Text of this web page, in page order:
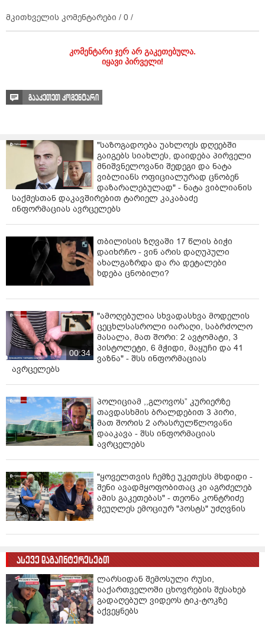
მკითხველის კომენტარები / 0 /
კომენტარი ჯერ არ გაკეთებულა.
იყავი პირველი!
გააკეთეთ კომენტარი
"საზოგადოება უახლოეს დღეებში
გაიგებს სიახლეს, დაიდება პირველი
მნიშვნელოვანი შედეგი და ნატა
ვიბლიანს ოფიციალურად ცნობენ
დაზარალებულად" - ნატა ვიბლიანის
საქმესთან დაკავშირებით ტარიელ კაკაბაძე
ინფორმაციას ავრცელებს
თბილისის ზღვაში 17 წლის ბიჭი
დაიხრჩო - ვინ არის დაღუპული
ახალგაზრდა და რა დეტალები
ხდება ცნობილი?
00:34
"ამოღებულია სხვადასხვა მოდელის
ცეცხლსასროლი იარაღი, საბრძოლო
მასალა, მათ შორი: 2 ავტომატი, 3
პისტოლეტი, 6 მჭიდი, მაყუჩი და 41
ვაზნა" - შსს ინფორმაციას
ავრცელებს
პოლიციამ ,,გლოვოს” კურიერზე
თავდასხმის ბრალდებით 3 პირი,
მათ შორის 2 არასრულწლოვანი
დააკავა - შსს ინფორმაციას
ავრცელებს
"ყოველთვის ჩემზე უკეთესს მხდიდი -
შენი ავადმყოფობითაც კი აგრძელებ
ამის გაკეთებას" - თეონა კონტრიძე
მეუღლეს ემოციურ "პოსტს" უძღვნის
ასევე დაგაინტერესებთ
ლარსიდან შემოსული რუსი,
საქართველოში ცხოვრების შესახებ
გადაღებულ ვიდეოს ტიკ-ტოკზე
აქვეყნებს